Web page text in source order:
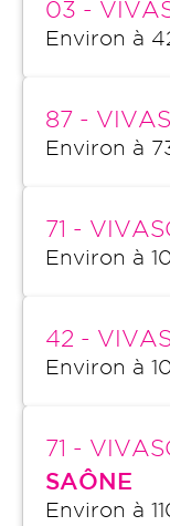
03 -
Environ à
87 -
Environ à
71 -
Environ à
42 -
Environ à
71 -
SAÔNE
Environ à